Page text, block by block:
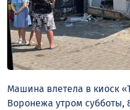
Машина влетела в киоск
Воронежа утром субботы,